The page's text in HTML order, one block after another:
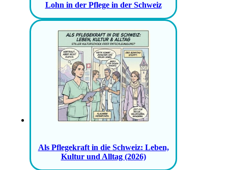
Lohn in der Pflege in der Schweiz
Als Pflegekraft in die Schweiz: Leben,
Kultur und Alltag (2026)